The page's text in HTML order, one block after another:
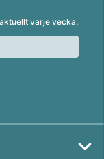
varje vecka.